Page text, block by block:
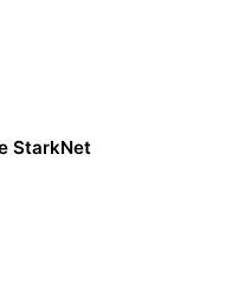
StarkNet